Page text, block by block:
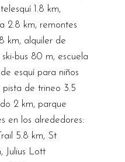
1.8 km,
2.8 km, remontes
km, alquiler de
bus 80 m, escuela
esquí para niños
pista de trineo 3.5
2 km, parque
en los alrededores:
5.8 km, St
Julius Lott